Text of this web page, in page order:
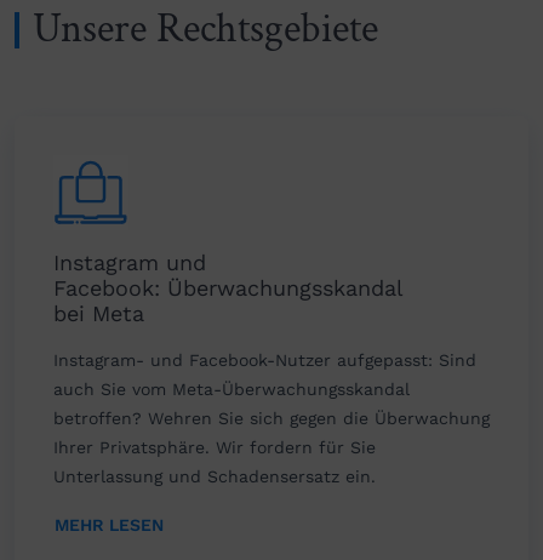
Unsere Rechtsgebiete
Instagram und
Facebook: Überwachungsskandal
bei Meta
Instagram- und Facebook-Nutzer aufgepasst: Sind
auch Sie vom Meta-Überwachungsskandal
betroffen? Wehren Sie sich gegen die Überwachung
Ihrer Privatsphäre. Wir fordern für Sie
Unterlassung und Schadensersatz ein.
MEHR LESEN